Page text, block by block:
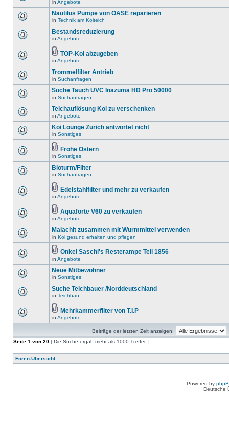
in Angebote
Nautilus Pumpe von OASE reparieren
in Technik am Koiteich
Bestandsreduzierung
in Angebote
TOP-Koi abzugeben
in Angebote
Trommelfilter Antrieb
in Suchanfragen
Suche Tauch UVC Inazuma HD Pro 50000
in Suchanfragen
Teichauflösung Koi zu verschenken
in Angebote
Koi Lounge Zürich antwortet nicht
in Sonstiges
Frohe Ostern
in Sonstiges
Bioturm/Filter
in Suchanfragen
Edelstahlfilter und mehr zu verkaufen
in Angebote
Aquaforte V60 zu verkaufen
in Angebote
Malachit zusammen mit Wurmmittel verwenden
in Koi gesund erhalten und pflegen
Onkel Saschi's Resterampe Teil 1856
in Angebote
Neue Mitbewohner
in Sonstiges
Suche Teichbauer /Norddeutschland
in Teichbau
Mehrkammerfilter von T.I.P
in Angebote
Beiträge der letzten Zeit anzeigen:
Seite 1 von 20 [ Die Suche ergab mehr als 1000 Treffer ]
Foren-Übersicht
Powered by
Deutsche